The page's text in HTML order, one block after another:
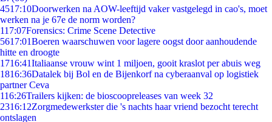
4517:10Doorwerken na AOW-leeftijd vaker vastgelegd in cao's, moet
werken na je 67e de norm worden?
117:07Forensics: Crime Scene Detective
5617:01Boeren waarschuwen voor lagere oogst door aanhoudende
hitte en droogte
1716:41Italiaanse vrouw wint 1 miljoen, gooit kraslot per abuis weg
1816:36Datalek bij Bol en de Bijenkorf na cyberaanval op logistiek
partner Ceva
116:26Trailers kijken: de bioscoopreleases van week 32
2316:12Zorgmedewerkster die 's nachts haar vriend bezocht terecht
ontslagen